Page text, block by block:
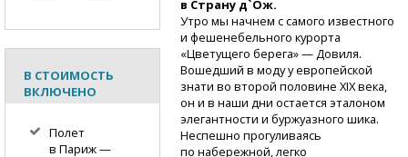
в Страну д`Ож.
Утро мы начнем с самого известного
и фешенебельного курорта
«Цветущего берега» — Довиля.
Вошедший в моду у европейской
знати во второй половине XIX века,
он и в наши дни остается эталоном
элегантности и буржуазного шика.
Неспешно прогуливаясь
по набережной, легко
В СТОИМОСТЬ
ВКЛЮЧЕНО
Полет
в Париж —